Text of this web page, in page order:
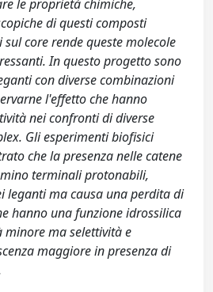
le proprietà chimiche,
di questi composti
core rende queste molecole
In questo progetto sono
con diverse combinazioni
l'effetto che hanno
nei confronti di diverse
Gli esperimenti biofisici
che la presenza nelle catene
terminali protonabili,
leganti ma causa una perdita di
hanno una funzione idrossilica
ma selettività e
maggiore in presenza di